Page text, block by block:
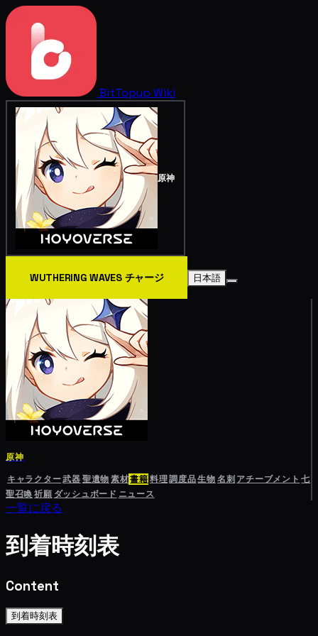
BitTopup Wiki
原神
WUTHERING WAVES チャージ 日本語
原神
キャラクター武器聖遺物素材書籍料理調度品生物名刺 アチーブメント 七
聖召喚祈願 ダッシュボード ニュース
一覧に戻る
到着時刻表
Content
到着時刻表